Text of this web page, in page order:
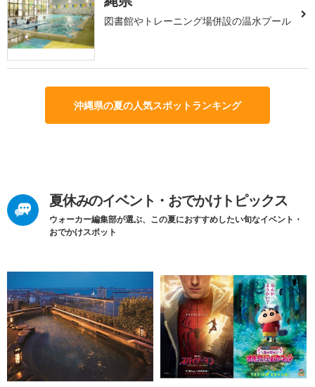
図書館やトレーニング場併設の温水プール
沖縄県の夏の人気スポットランキング
夏休みのイベント・おでかけトピックス
ウォーカー編集部が選ぶ、この夏におすすめしたい旬なイベント・
おでかけスポット